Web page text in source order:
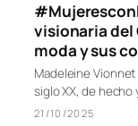
visionaria del
moda y sus
Madeleine
siglo XX, de hecho
21/10/2025